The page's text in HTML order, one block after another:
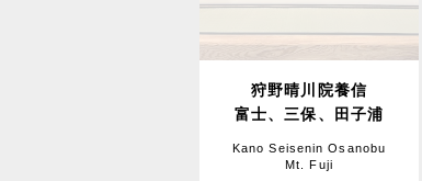
狩野晴川院養信
富士、三保、田子浦
Kano Seisenin Osanobu
Mt. Fuji